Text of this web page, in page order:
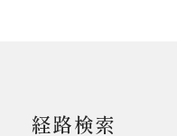
経路検索